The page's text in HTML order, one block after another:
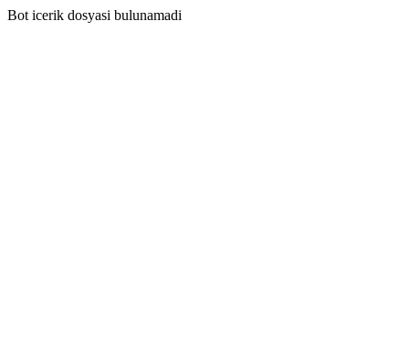
Bot icerik dosyasi bulunamadi